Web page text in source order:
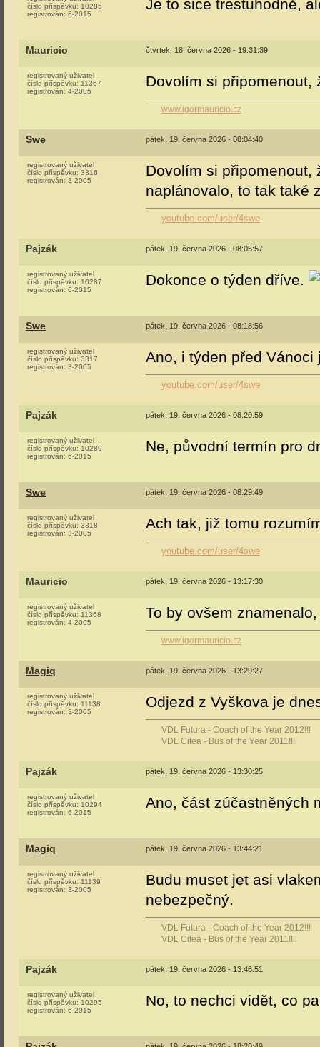
číslo příspěvku: 10285
registrován: 6-2015
Je to sice trestuhodné,
Mauricio čtvrtek, 18. června 2026 - 19:31:39
registrovaný uživatel
číslo příspěvku: 11367
registrován: 4-2005
Dovolím si připomenout,
www.igormauricio.cz
Swe pátek, 19. června 2026 - 08:04:40
registrovaný uživatel
číslo příspěvku: 3316
registrován: 3-2005
Dovolím si připomenout,
naplánovalo, to tak také
youtube.com/user/4swe
Pajzák pátek, 19. června 2026 - 08:05:57
registrovaný uživatel
číslo příspěvku: 10287
registrován: 6-2015
Dokonce o týden dříve.
Swe pátek, 19. června 2026 - 08:18:56
registrovaný uživatel
číslo příspěvku: 3317
registrován: 3-2005
Ano, i týden před
youtube.com/user/4swe
Pajzák pátek, 19. června 2026 - 08:20:59
registrovaný uživatel
číslo příspěvku: 10289
registrován: 6-2015
Ne, původní termín pro
Swe pátek, 19. června 2026 - 08:29:49
registrovaný uživatel
číslo příspěvku: 3318
registrován: 3-2005
Ach tak, již tomu
youtube.com/user/4swe
Mauricio pátek, 19. června 2026 - 13:17:30
registrovaný uživatel
číslo příspěvku: 11368
registrován: 4-2005
To by ovšem
www.igormauricio.cz
Magiq pátek, 19. června 2026 - 13:29:27
registrovaný uživatel
číslo příspěvku: 11138
registrován: 3-2005
Odjezd z Vyškova je
VDL Futura - Coach of the Year 2012!!!
VDL Citea - Bus of the Year 2011!!!
Pajzák pátek, 19. června 2026 - 13:30:25
registrovaný uživatel
číslo příspěvku: 10294
registrován: 6-2015
Ano, část zúčastněných
Magiq pátek, 19. června 2026 - 13:44:21
registrovaný uživatel
číslo příspěvku: 11139
registrován: 3-2005
Budu muset jet asi
nebezpečný.
VDL Futura - Coach of the Year 2012!!!
VDL Citea - Bus of the Year 2011!!!
Pajzák pátek, 19. června 2026 - 13:46:51
registrovaný uživatel
číslo příspěvku: 10295
registrován: 6-2015
No, to nechci vidět, co